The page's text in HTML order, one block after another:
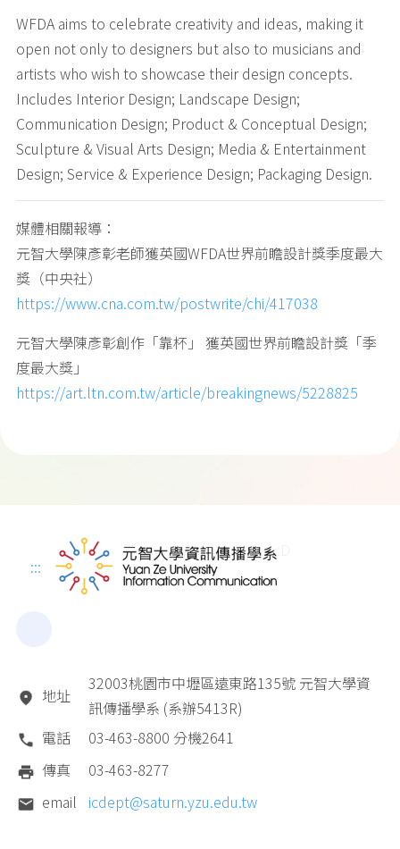
WFDA aims to celebrate creativity and ideas, making it
open not only to designers but also to musicians and
artists who wish to showcase their design concepts.
Includes Interior Design; Landscape Design;
Communication Design; Product & Conceptual Design;
Sculpture & Visual Arts Design; Media & Entertainment
Design; Service & Experience Design; Packaging Design.
媒體相關報導：
元智大學陳彥彰老師獲英國WFDA世界前瞻設計獎季度最大
獎（中央社）
https://www.cna.com.tw/postwrite/chi/417038
元智大學陳彥彰創作「靠杯」 獲英國世界前瞻設計獎「季
度最大獎」
https://art.ltn.com.tw/article/breakingnews/5228825
:::
地址
32003桃園市中壢區遠東路135號 元智大學資
訊傳播學系 (系辦5413R)
電話
03-463-8800 分機2641
傳真
03-463-8277
email
icdept@saturn.yzu.edu.tw